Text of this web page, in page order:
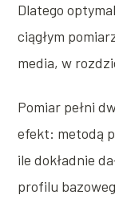
Dlatego
ciągłym
media, w
Pomiar pełni
efekt: metodą
ile dokładnie
profilu